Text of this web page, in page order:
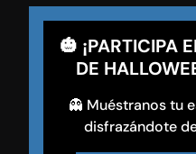
🎃 ¡PARTICIPA
DE
👻 Muéstranos tu
disfrazándote